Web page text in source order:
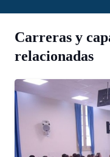
Carreras y
relacionadas